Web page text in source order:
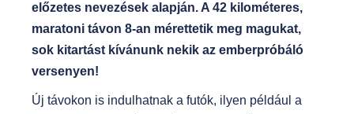
előzetes nevezések alapján. A 42 kilométeres,
maratoni távon 8-an mérettetik meg magukat,
sok kitartást kívánunk nekik az emberpróbáló
versenyen!
Új távokon is indulhatnak a futók, ilyen például a